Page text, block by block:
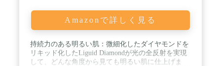
Amazonで詳しく見る
持続力のある明るい肌：微細化したダイヤモンドを
リキッド化したLiguid Diamondが光の全反射を実現
して、どんな角度から見ても明るい肌に仕上げま